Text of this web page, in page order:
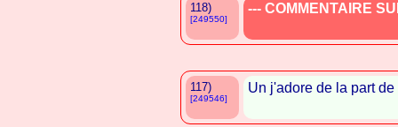
118)
[249550]
--- COMMENTAIRE
117)
[249546]
Un j'adore de la part